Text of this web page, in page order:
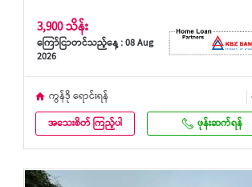
3,900 သိန်း
ကြော်ငြာတင်သည့်နေ့ : 08 Aug
2026
ကွန်ဒို ရောင်းရန်
အသေးစိတ် ကြည့်ပါ ဖုန်းဆက်ရန်